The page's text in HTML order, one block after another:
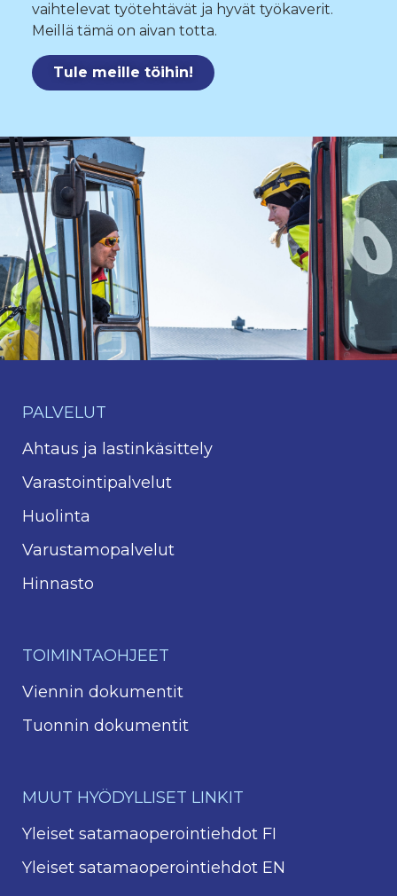
vaihtelevat työtehtävät ja hyvät työkaverit.
Meillä tämä on aivan totta.
Tule meille töihin!
PALVELUT
Ahtaus ja lastinkäsittely
Varastointipalvelut
Huolinta
Varustamopalvelut
Hinnasto
TOIMINTAOHJEET
Viennin dokumentit
Tuonnin dokumentit
MUUT HYÖDYLLISET LINKIT
Yleiset satamaoperointiehdot FI
Yleiset satamaoperointiehdot EN